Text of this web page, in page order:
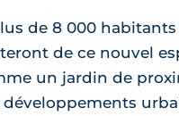
de 8 000
de ce nouvel
un jardin de